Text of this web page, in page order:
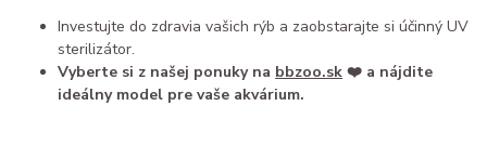
Investujte do zdravia vašich rýb a zaobstarajte si účinný UV
sterilizátor.
Vyberte si z našej ponuky na bbzoo.sk ❤️ a nájdite
ideálny model pre vaše akvárium.